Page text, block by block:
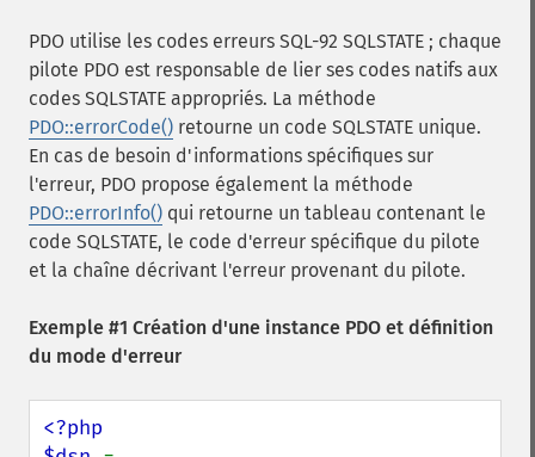
PDO utilise les codes erreurs SQL-92 SQLSTATE ; chaque
pilote PDO est responsable de lier ses codes natifs aux
codes SQLSTATE appropriés. La méthode
PDO::errorCode() retourne un code SQLSTATE unique.
En cas de besoin d'informations spécifiques sur
l'erreur, PDO propose également la méthode
PDO::errorInfo() qui retourne un tableau contenant le
code SQLSTATE, le code d'erreur spécifique du pilote
et la chaîne décrivant l'erreur provenant du pilote.
Exemple #1 Création d'une instance PDO et définition
du mode d'erreur
<?php